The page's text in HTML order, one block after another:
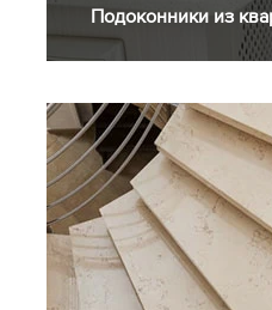
Подоконники из